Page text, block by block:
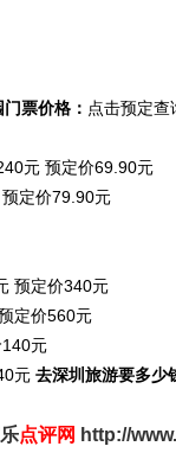
门票价格： 点击预定
元 预定价69.90元
定价79.90元
预定价340元
定价560元
元
元 去深圳旅游要多少
点评网 http://